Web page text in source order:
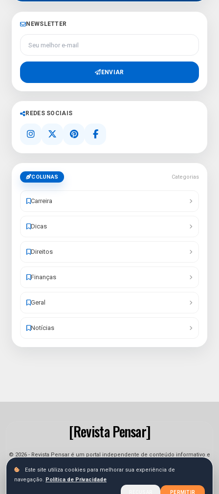
NEWSLETTER
Seu melhor e-mail
ENVIAR
REDES SOCIAIS
COLUNAS Categorias
Carreira
Dicas
Direitos
Finanças
Geral
Notícias
Este site utiliza cookies para melhorar sua experiência de
navegação. Política de Privacidade
PERMITIR
[Revista Pensar]
© 2026 - Revista Pensar é um portal independente de conteúdo informativo e
jornalístico. As informações podem sofrer alterações.
Privacidade